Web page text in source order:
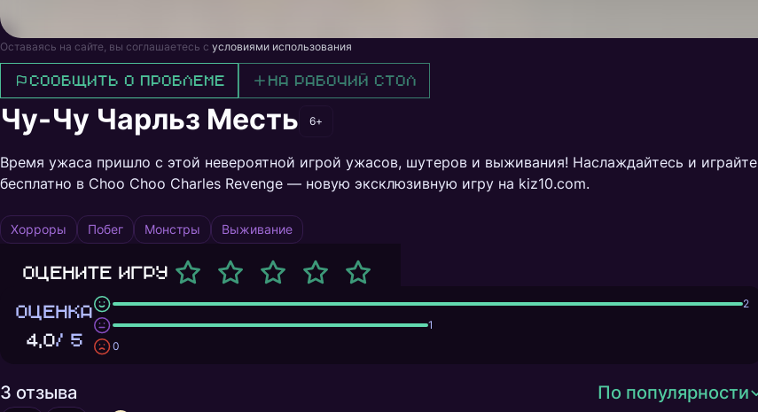
Оставаясь на сайте, вы соглашаетесь с условиями использования
Сообщить о проблеме На рабочий стол
Чу-Чу Чарльз Месть 6+
Время ужаса пришло с этой невероятной игрой ужасов, шутеров и выживания! Наслаждайтесь и играйте
бесплатно в Choo Choo Charles Revenge — новую эксклюзивную игру на kiz10.com.
Хорроры Побег Монстры Выживание
Оцените игру
ОЦЕНКА
4,0/ 5
2
1
0
3 отзыва По популярности